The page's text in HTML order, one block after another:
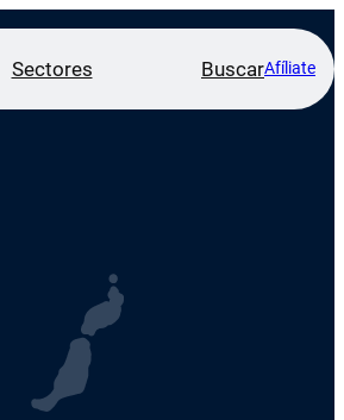
Sectores BuscarAfíliate